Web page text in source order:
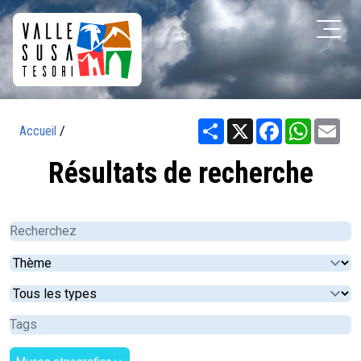
Accueil / Share X Facebook
Résultats de recherche